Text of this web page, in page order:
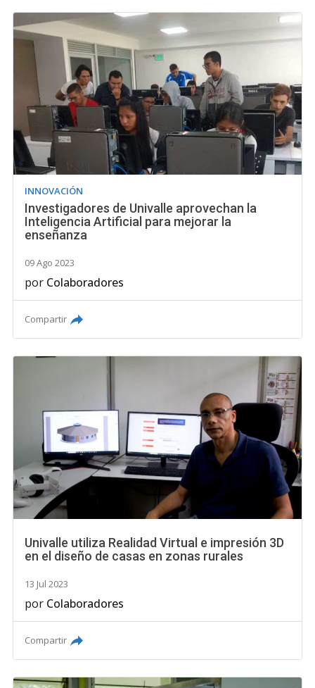
INNOVACIÓN
Investigadores de Univalle aprovechan la
Inteligencia Artificial para mejorar la
enseñanza
09 Ago 2023
por Colaboradores
Compartir
Univalle utiliza Realidad Virtual e impresión 3D
en el diseño de casas en zonas rurales
13 Jul 2023
por Colaboradores
Compartir